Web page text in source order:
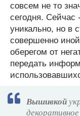
совсем не то
сегодня. Сейчас
уникально, но в
совершенно
оберегом от
передать
Вышивкой